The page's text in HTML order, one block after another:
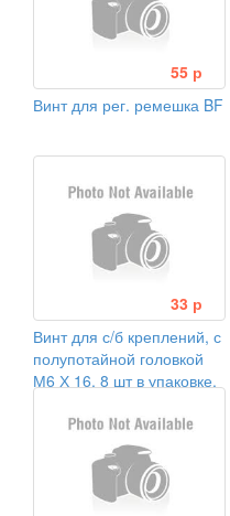
55 р
Винт для рег. ремешка BF
33 р
Винт для с/б креплений, с
полупотайной головкой
М6 Х 16, 8 шт в упаковке,